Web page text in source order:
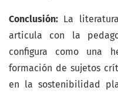
Conclusión: La
articula con la
configura como una
formación de sujetos
en la sostenibilidad